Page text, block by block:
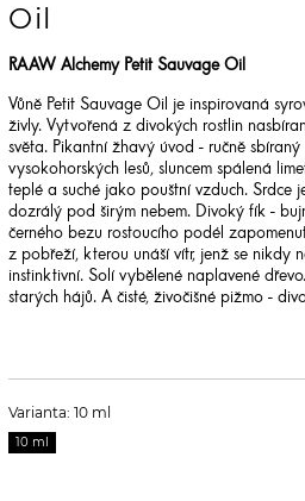
Oil
RAAW Alchemy Petit Sauvage Oil
Vůně Petit Sauvage Oil je inspirovaná
živly. Vytvořená z divokých rostlin
světa. Pikantní žhavý úvod - ručně
vysokohorských lesů, sluncem spálená
teplé a suché jako pouštní vzduch. Srdce
dozrálý pod širým nebem. Divoký fík -
černého bezu rostoucího podél
z pobřeží, kterou unáší vítr, jenž se nikdy
instinktivní. Solí vybělené naplavené
starých hájů. A čisté, živočišné pižmo -
Varianta: 10 ml
10 ml